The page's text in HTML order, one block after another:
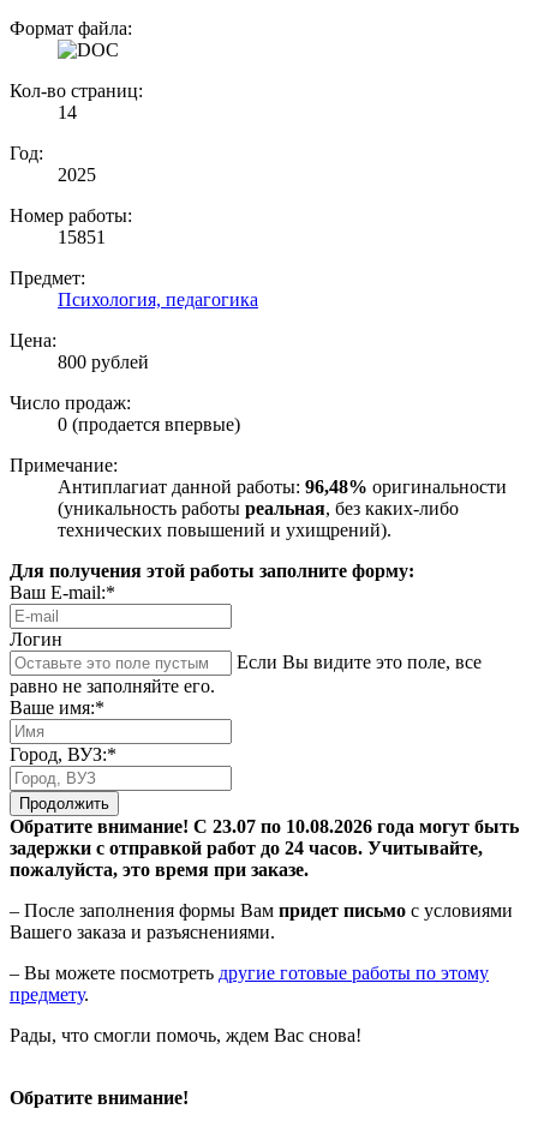
Формат файла:
Кол-во страниц:
14
Год:
2025
Номер работы:
15851
Предмет:
Психология, педагогика
Цена:
800 рублей
Число продаж:
0 (продается впервые)
Примечание:
Антиплагиат данной работы: 96,48% оригинальности
(уникальность работы реальная, без каких-либо
технических повышений и ухищрений).
Для получения этой работы заполните форму:
Ваш E-mail:*
Логин
Если Вы видите это поле, все
равно не заполняйте его.
Ваше имя:*
Город, ВУЗ:*
Продолжить
Обратите внимание! С 23.07 по 10.08.2026 года могут быть
задержки с отправкой работ до 24 часов. Учитывайте,
пожалуйста, это время при заказе.
– После заполнения формы Вам придет письмо с условиями
Вашего заказа и разъяснениями.
– Вы можете посмотреть другие готовые работы по этому
предмету.
Рады, что смогли помочь, ждем Вас снова!
Обратите внимание!